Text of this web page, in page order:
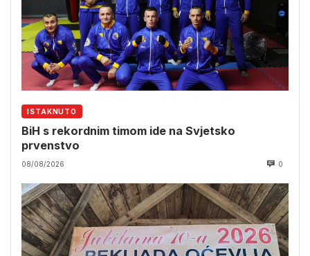
ISTAKNUTO
BiH s rekordnim timom ide na Svjetsko
prvenstvo
08/08/2026 0